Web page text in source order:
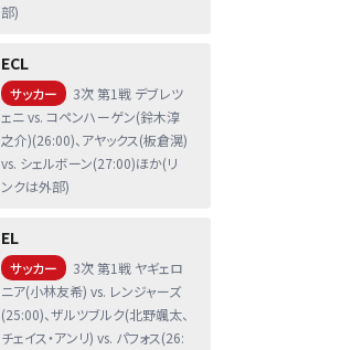
部)
ECL
サッカー
3次 第1戦 デブレツ
ェニ vs. コペンハーゲン(鈴木淳
之介)(26:00)、アヤックス(板倉滉)
vs. シェルボーン(27:00)ほか(リ
ンクは外部)
EL
サッカー
3次 第1戦 ヤギェロ
ニア(小林友希) vs. レンジャーズ
(25:00)、ザルツブルク(北野颯太、
チェイス・アンリ) vs. パフォス(26: